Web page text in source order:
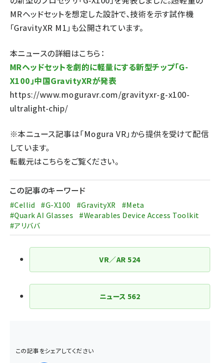
MRヘッドセットを想定した設計で、技術を示す試作機
「GravityXR M1」も公開されています。
本ニュースの詳細はこちら：
MRヘッドセットを劇的に軽量にする新型チップ「G-
X100」中国GravityXRが発表
https://www.moguravr.com/gravityxr-g-x100-
ultralight-chip/
※本ニュース記事は「Mogura VR」から提供を受けて配信
しています。
転載元はこちらをご覧ください。
この記事のキーワード
#Cellid #G-X100 #GravityXR
#Meta
#Quark AI Glasses
#Wearables Device Access Toolkit
#アリババ
VR／AR524
ニュース 562
この記事をシェアしてください